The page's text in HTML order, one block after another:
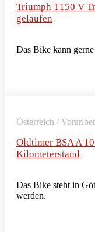
Triumph T150 V
gelaufen
Das Bike kann
Österreich /
Oldtimer BSA A
Kilometerstand
Das Bike steht in
werden.